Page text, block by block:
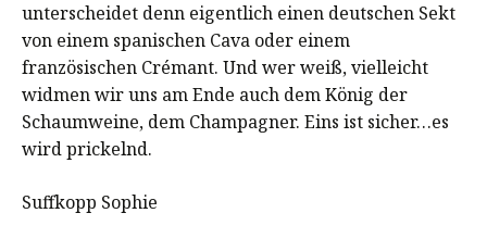
unterscheidet denn eigentlich einen deutschen Sekt
von einem spanischen Cava oder einem
französischen Crémant. Und wer weiß, vielleicht
widmen wir uns am Ende auch dem König der
Schaumweine, dem Champagner. Eins ist sicher…es
wird prickelnd.
Suffkopp Sophie